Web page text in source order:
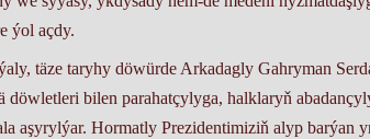
ýol açdy.
täze taryhy döwürde Arkadagly Gahryman
döwletleri bilen parahatçylyga, halklaryň
aşyrylýar. Hormatly Prezidentimiziň alyp barýan